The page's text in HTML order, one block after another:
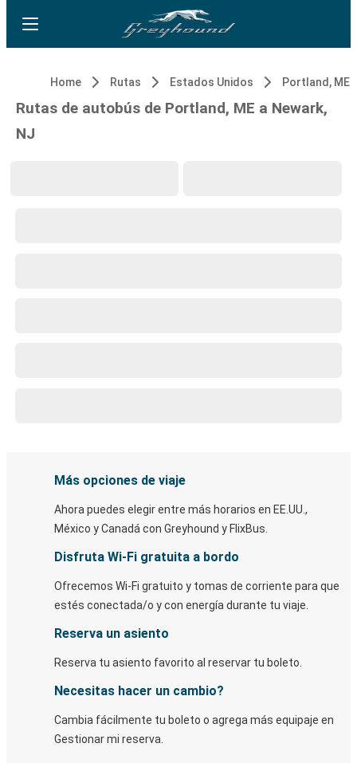
Home Rutas Estados Unidos Portland, ME
Rutas de autobús de Portland, ME a Newark,
NJ
Más opciones de viaje
Ahora puedes elegir entre más horarios en EE.UU.,
México y Canadá con Greyhound y FlixBus.
Disfruta Wi-Fi gratuita a bordo
Ofrecemos Wi-Fi gratuito y tomas de corriente para que
estés conectada/o y con energía durante tu viaje.
Reserva un asiento
Reserva tu asiento favorito al reservar tu boleto.
Necesitas hacer un cambio?
Cambia fácilmente tu boleto o agrega más equipaje en
Gestionar mi reserva.